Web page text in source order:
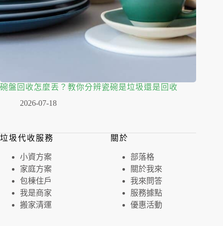
碗盤回收怎麼丟？教你分辨瓷碗是垃圾還是回收
2026-07-18
垃圾代收服務
⼩資⽅案
家庭⽅案
包棟住戶
我是商家
搬家清運
關於
部落格
關於我來
我來問答
服務據點
優惠活動